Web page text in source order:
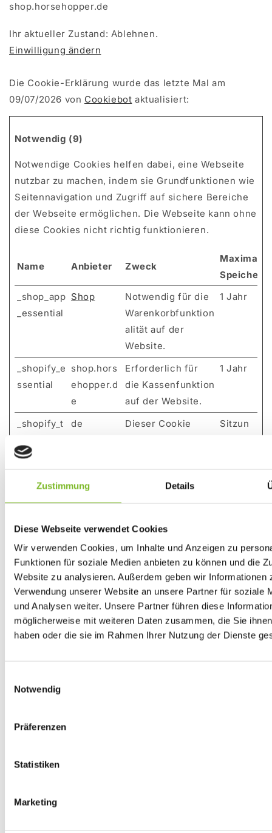
Zustimmung Details
Diese Webseite verwendet Cookies
Wir verwenden Cookies, um Inhalte und Anzeigen zu
Funktionen für soziale Medien anbieten zu können und die
Website zu analysieren. Außerdem geben wir Informationen
Verwendung unserer Website an unsere Partner für soziale
und Analysen weiter. Unsere Partner führen diese
möglicherweise mit weiteren Daten zusammen, die Sie
haben oder die sie im Rahmen Ihrer Nutzung der Dienste
Notwendig
Präferenzen
Statistiken
Marketing
shop.horsehopper.de
Ihr aktueller Zustand: Ablehnen.
Einwilligung ändern
Die Cookie-Erklärung wurde das letzte Mal am
09/07/2026 von Cookiebot aktualisiert:
Notwendig (9)
Notwendige Cookies helfen dabei, eine Webseite
nutzbar zu machen, indem sie Grundfunktionen wie
Seitennavigation und Zugriff auf sichere Bereiche
der Webseite ermöglichen. Die Webseite kann ohne
diese Cookies nicht richtig funktionieren.
Name Anbieter Zweck
Maximale
_shop_app
_essential
Shop
Notwendig für die
Warenkorbfunktion
alität auf der
Website.
1 Jahr
_shopify_e
ssential
shop.hors
ehopper.d
e
Erforderlich für
die Kassenfunktion
auf der Website.
1 Jahr
_shopify_t
de
ehopper.d
e
Dieser Cookie
Sitzun
consentH
eader
shop.hors
ehopper.d
e
Speichert den
Einwilligungsstatu
s des Nutzers für
Cookies auf der
aktuellen Domain.
g
CookieCo
nsent
Cookiebot
Speichert den
Zustimmungsstatu
1 Jahr
localizatio
alize